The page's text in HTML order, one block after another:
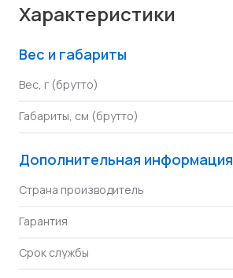
Характеристики
Вес и габариты
Вес, г (брутто)
Габариты, см (брутто)
Дополнительная информация
Страна производитель
Гарантия
Срок службы